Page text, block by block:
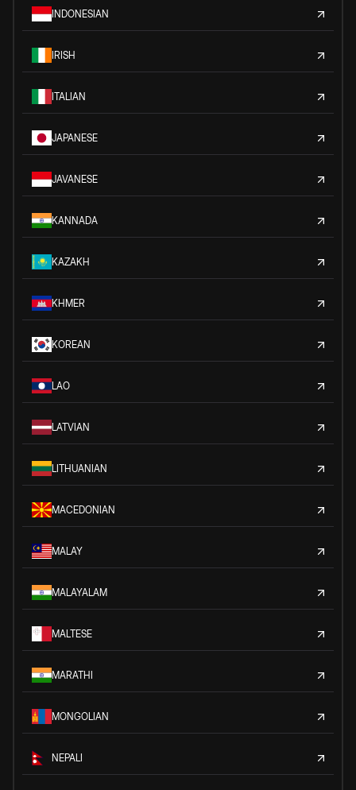
INDONESIAN
IRISH
ITALIAN
JAPANESE
JAVANESE
KANNADA
KAZAKH
KHMER
KOREAN
LAO
LATVIAN
LITHUANIAN
MACEDONIAN
MALAY
MALAYALAM
MALTESE
MARATHI
MONGOLIAN
NEPALI